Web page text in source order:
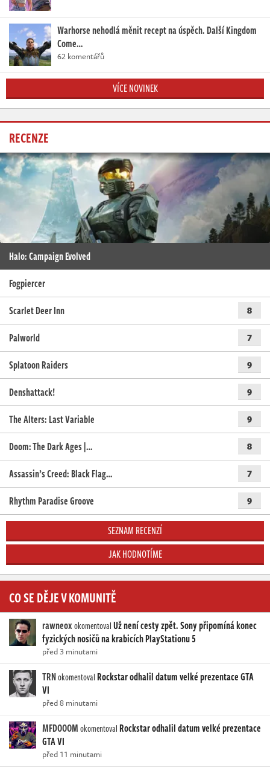
Warhorse nehodlá měnit recept na úspěch. Další Kingdom
Come…
62 komentářů
VÍCE NOVINEK
RECENZE
Halo: Campaign Evolved
Fogpiercer
Scarlet Deer Inn
8
Palworld 7
Splatoon Raiders 9
Denshattack! 9
The Alters: Last Variable 9
Doom: The Dark Ages |… 8
Assassin’s Creed: Black Flag… 7
Rhythm Paradise Groove 9
SEZNAM RECENZÍ
JAK HODNOTÍME
CO SE DĚJE V KOMUNITĚ
rawneoxokomentovalUž není cesty zpět. Sony připomíná konec
fyzických nosičů na krabicích PlayStationu 5
před 3 minutami
TRNokomentoval Rockstar odhalil datum velké prezentace GTA
VI
před 8 minutami
MFDOOOMokomentoval Rockstar odhalil datum velké prezentace
GTA VI
před 11 minutami